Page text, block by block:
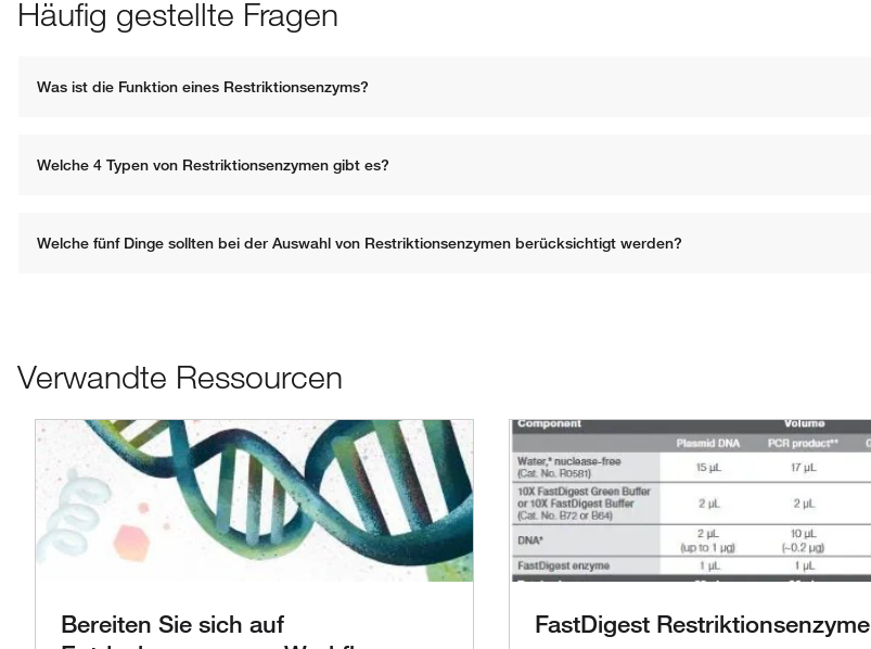
Häufig gestellte Fragen
Was ist die Funktion eines Restriktionsenzyms?
Welche 4 Typen von Restriktionsenzymen gibt es?
Welche fünf Dinge sollten bei der Auswahl von Restriktionsenzymen berücksichtigt werden?
Verwandte Ressourcen
Bereiten Sie sich auf
FastDigest Restriktionsenzyme